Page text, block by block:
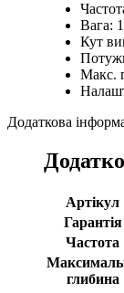
Вага:
Кут
Макс.
Додаткова
Артікул
Гарантія
Частота
глибина